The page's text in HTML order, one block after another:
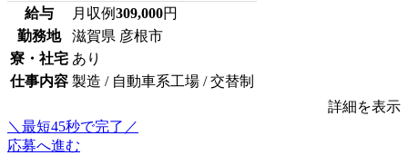
給与 月収例309,000円
勤務地
滋賀県 彦根市
寮・社宅 あり
仕事内容 製造 / 自動車系工場 / 交替制
詳細を表示
＼最短45秒で完了／
応募へ進む